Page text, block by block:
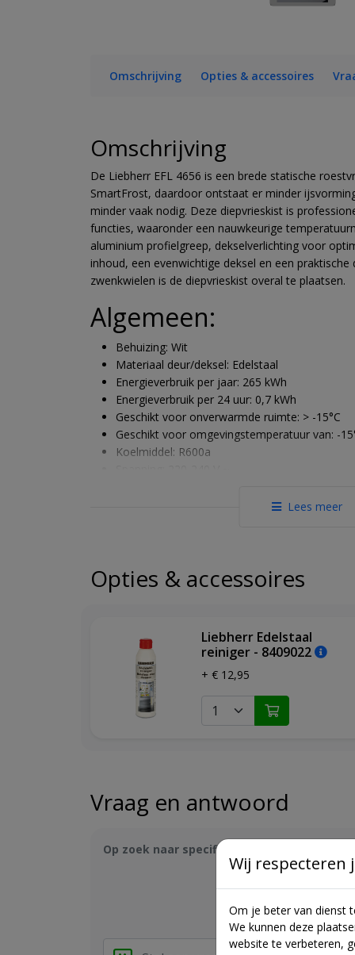
Omschrijving Opties & accessoires
Omschrijving
De Liebherr EFL 4656 is een brede statische
SmartFrost, daardoor ontstaat er minder
minder vaak nodig. Deze diepvrieskist is
functies, waaronder een nauwkeurige
aluminium profielgreep, dekselverlichting voor
inhoud, een evenwichtige deksel en een
zwenkwielen is de diepvrieskist overal te plaatsen.
Algemeen:
Behuizing: Wit
Materiaal deur/deksel: Edelstaal
Energieverbruik per jaar: 265 kWh
Energieverbruik per 24 uur: 0,7 kWh
Geschikt voor onverwarmde ruimte: > -15°C
Geschikt voor omgevingstemperatuur van: -
Koelmiddel: R600a
Hoogte: 829 mm
Plaatsbaar tegen muur: Ja
Interieurhoogte: 610 mm
Interieurbreedte: 1340 mm
Interieurdiepte: 535 mm
Netto gewicht: 81 kg
Bruto gewicht: 90 kg
Vriesdeel:
Vriessysteem: Statisch
Ontdooisysteem vriesdeel: Handmatig
Bewaartijd bij storing: 46 uur
Dooiwaterafvoer: Ja
Lees meer
Opties & accessoires
Liebherr Edelstaal
reiniger - 8409022
+ € 12,95
Vraag en antwoord
Op zoek naar specifieke informatie?
Hoeveel liter
Wij respecteren
Om je beter van dienst
We kunnen deze
website te verbeteren,